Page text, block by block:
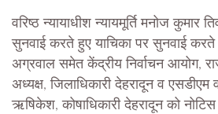
वरिष्ठ न्यायाधीश न्यायमूर्ति मनोज कुमार
सुनवाई करते हुए याचिका पर सुनवाई करते
अग्रवाल समेत केंद्रीय निर्वाचन आयोग,
अध्यक्ष, जिलाधिकारी देहरादून व एसडीएम
ऋषिकेश, कोषाधिकारी देहरादून को